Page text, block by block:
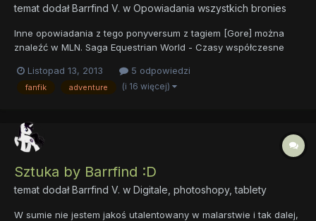
temat dodałBarrfind V. w Opowiadania wszystkich bronies
Inne opowiadania z tego ponyversum z tagiem [Gore] można
znaleźć w MLN. Saga Equestrian World - Czasy współczesne
[sad][violence][seria] 1) Prawdziwe imię(Rok 1000 EA)[Z]
[Comedy][Slice of life] Opis: Ponyville,...
Listopad 13, 2013 5 odpowiedzi
fanfik adventure (i 16 więcej)
Sztuka by Barrfind :D
temat dodałBarrfind V. w Digitale, photoshopy, tablety
W sumie nie jestem jakoś utalentowany w malarstwie i tak dalej,